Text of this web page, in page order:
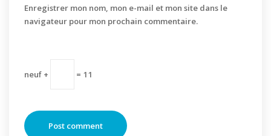
Enregistrer mon nom, mon e-mail et mon site dans le
navigateur pour mon prochain commentaire.
neuf + = 11